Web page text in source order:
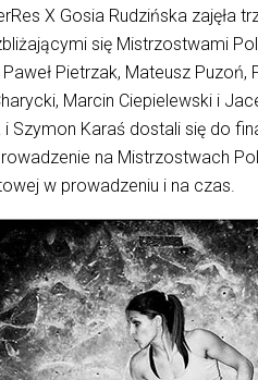
X Gosia Rudzińska zajęła
się Mistrzostwami
Pietrzak, Mateusz Puzoń,
Marcin Ciepielewski i
Szymon Karaś dostali się do
na Mistrzostwach
w prowadzeniu i na czas.